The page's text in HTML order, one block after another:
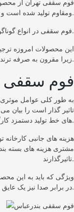
فوم سقفی تهران از
ومقاوم تولید شده است و در هنگام بتن ریزی سقف قابل استفاده است.
فوم سقفی در انواع گوناگون برای مصارف گوناگون تولید شده است.
این محصولات امروزه
زیرا مقرون به صرفه ترند.
فوم سقفی
به طور کلی عوامل
تاثیر گذار است را بیان
های خط تولید دستمزد کارگرانی که در بخش تولید کار می کنند.
هزینه های جانبی
مشتری هزینه های بسته
تاثیرگذارند.
ویژگی که باید به این
در برابر صدا نیز یک عایق بسیار خوب به شمار می رود.